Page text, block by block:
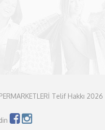
Telif Hakkı 2026